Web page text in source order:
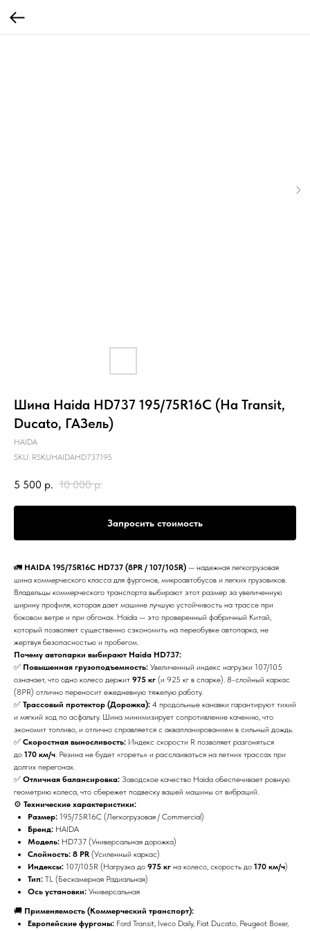
Шина Haida HD737 195/75R16C (На Transit,
Ducato, ГАЗель)
HAIDA
SKU: RSKUHAIDAHD737195
5 500 р. 10 000 р.
Запросить стоимость
🚛 HAIDA 195/75R16C HD737 (8PR / 107/105R) — надежная легкогрузовая
шина коммерческого класса для фургонов, микроавтобусов и легких грузовиков.
Владельцы коммерческого транспорта выбирают этот размер за увеличенную
ширину профиля, которая дает машине лучшую устойчивость на трассе при
боковом ветре и при обгонах. Haida — это проверенный фабричный Китай,
который позволяет существенно сэкономить на переобувке автопарка, не
жертвуя безопасностью и пробегом.
Почему автопарки выбирают Haida HD737:
✅ Повышенная грузоподъемность: Увеличенный индекс нагрузки 107/105
означает, что одно колесо держит 975 кг (и 925 кг в спарке). 8-слойный каркас
(8PR) отлично переносит ежедневную тяжелую работу.
✅ Трассовый протектор (Дорожка): 4 продольные канавки гарантируют тихий
и мягкий ход по асфальту. Шина минимизирует сопротивление качению, что
экономит топливо, и отлично справляется с аквапланированием в сильный дождь.
✅ Скоростная выносливость: Индекс скорости R позволяет разгоняться
до 170 км/ч. Резина не будет «гореть» и расслаиваться на летних трассах при
долгих перегонах.
✅ Отличная балансировка: Заводское качество Haida обеспечивает ровную
геометрию колеса, что сбережет подвеску вашей машины от вибраций.
⚙️ Технические характеристики:
Размер: 195/75R16C (Легкогрузовая / Commercial)
Бренд: HAIDA
Модель: HD737 (Универсальная дорожка)
Слойность: 8 PR (Усиленный каркас)
Индексы: 107/105R (Нагрузка до 975 кг на колесо, скорость до 170 км/ч)
Тип: TL (Бескамерная Радиальная)
Ось установки: Универсальная
🚚 Применяемость (Коммерческий транспорт):
Европейские фургоны: Ford Transit, Iveco Daily, Fiat Ducato, Peugeot Boxer,